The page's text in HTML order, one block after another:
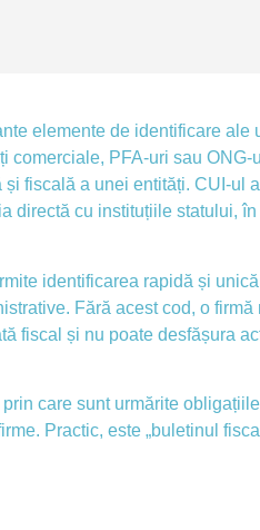
elemente de identificare ale
comerciale, PFA-uri sau ONG-
fiscală a unei entități. CUI-ul
directă cu instituțiile statului,
identificarea rapidă și
Fără acest cod, o firmă
fiscal și nu poate desfășura
care sunt urmărite
Practic, este „buletinul